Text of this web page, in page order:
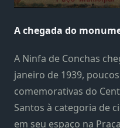
A chegada do
A Ninfa de Conchas
janeiro de 1939,
comemorativas do
Santos à categoria de
em seu espaço na